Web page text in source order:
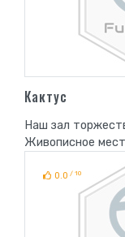
Кактус
Наш зал
Живописное
0.0 / 10